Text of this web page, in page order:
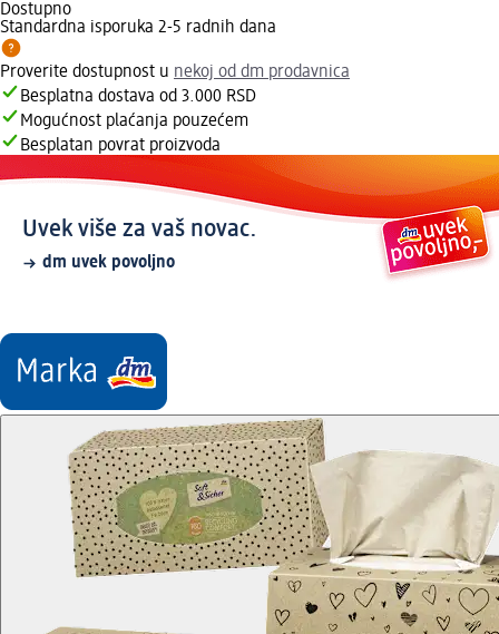
Dostupno
Standardna isporuka 2-5 radnih dana
Proverite dostupnost u nekoj od dm prodavnica
Besplatna dostava od 3.000 RSD
Mogućnost plaćanja pouzećem
Besplatan povrat proizvoda
Uvek više za vaš novac.
dm uvek povoljno